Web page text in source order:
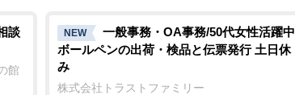
t
e
談
館
NEW
一般事務・OA事務/50代女性活躍中
ボールペンの出荷・検品と伝票発行 土日休
み
株式会社トラストファミリー